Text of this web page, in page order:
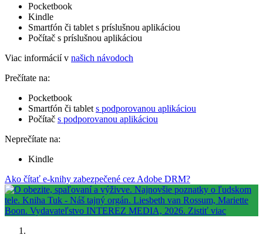
Pocketbook
Kindle
Smartfón či tablet s príslušnou aplikáciou
Počítač s príslušnou aplikáciou
Viac informácií v našich návodoch
Prečítate na:
Pocketbook
Smartfón či tablet s podporovanou aplikáciou
Počítač s podporovanou aplikáciou
Neprečítate na:
Kindle
Ako čítať e-knihy zabezpečené cez Adobe DRM?